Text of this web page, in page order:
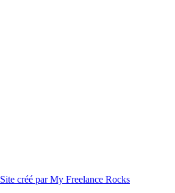
Site créé par My Freelance Rocks